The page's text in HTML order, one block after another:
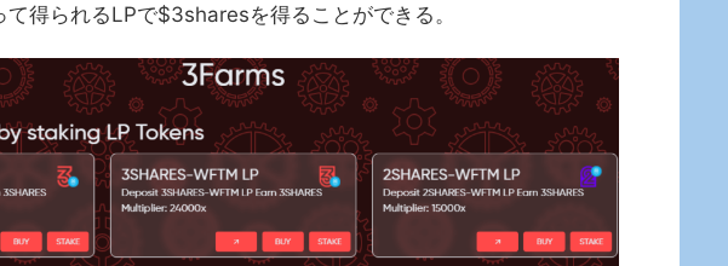
得られるLPで$3sharesを得ることができる。